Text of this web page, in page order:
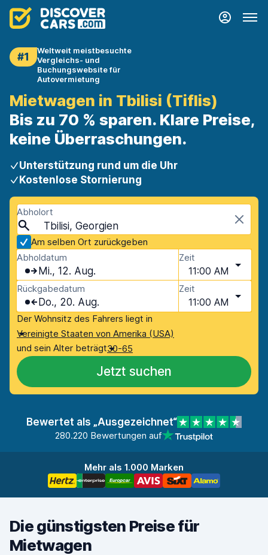
#1
Weltweit meistbesuchte
Vergleichs- und
Buchungswebsite für
Autovermietung
Mietwagen in Tbilisi (Tiflis)
Bis zu 70 % sparen. Klare Preise,
keine Überraschungen.
Unterstützung rund um die Uhr
Kostenlose Stornierung
Abholort
Tbilisi, Georgien
Am selben Ort zurückgeben
Abholdatum
Mi., 12. Aug.
Zeit
11:00 AM
Rückgabedatum
Do., 20. Aug.
Zeit
11:00 AM
Der Wohnsitz des Fahrers liegt in
Vereinigte Staaten von Amerika (USA)
und sein Alter beträgt30-65
Jetzt suchen
Bewertet als „Ausgezeichnet“
280.220 Bewertungen auf
Mehr als 1.000 Marken
Die günstigsten Preise für
Mietwagen